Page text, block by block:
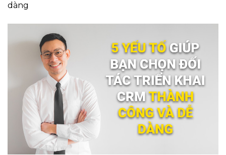
dàng